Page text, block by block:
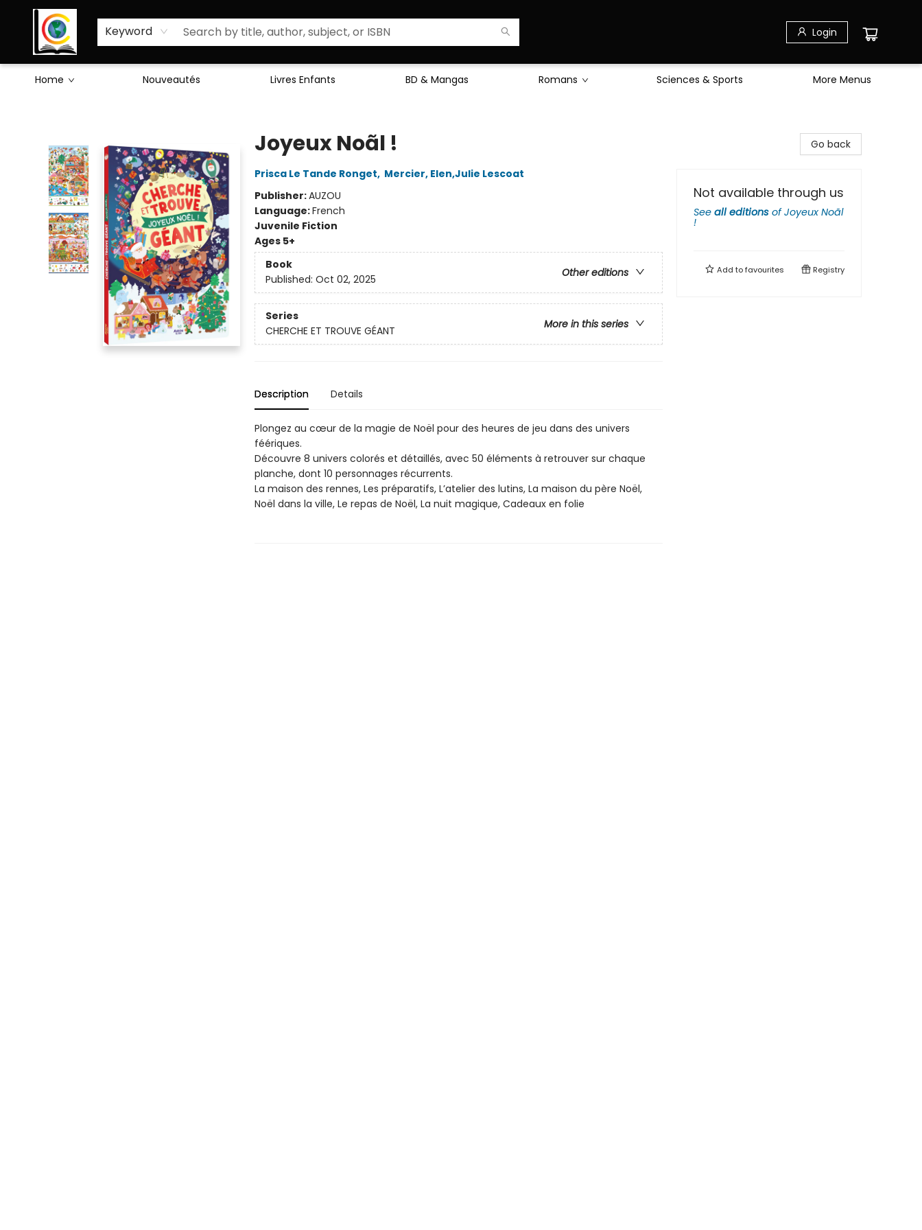
Keyword Login
Home Nouveautés Livres Enfants BD & Mangas Romans Sciences & Sports
Sciences Humaines
Activités & Jeux
Enseignants
Littérature
À Propos de Nous
More Menus
Joyeux Noãl !
Prisca Le Tande Ronget, Mercier, Elen,Julie Lescoat
Publisher:AUZOU
Language:French
Juvenile Fiction
Ages 5+
Book
Other editions
Published: Oct 02, 2025
Series
More in this series
CHERCHE ET TROUVE GÉANT
Description Details
Plongez au cœur de la magie de Noël pour des heures de jeu dans des univers
féériques.
Découvre 8 univers colorés et détaillés, avec 50 éléments à retrouver sur chaque
planche, dont 10 personnages récurrents.
La maison des rennes, Les préparatifs, L’atelier des lutins, La maison du père Noël,
Noël dans la ville, Le repas de Noël, La nuit magique, Cadeaux en folie
Go back
Not available through us
See all editions ofJoyeux Noãl
!
Add tofavourites Registry